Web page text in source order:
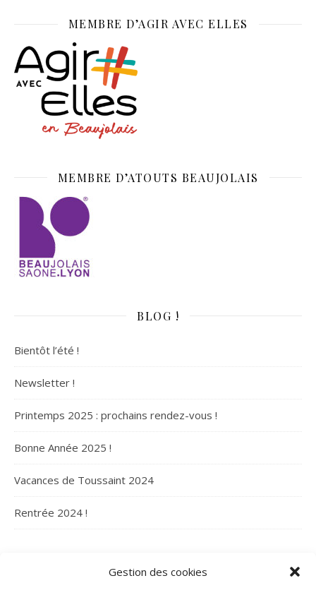
Gestion des cookies
MEMBRE D’AGIR AVEC ELLES
MEMBRE D’ATOUTS BEAUJOLAIS
BLOG !
Bientôt l’été !
Newsletter !
Printemps 2025 : prochains rendez-vous !
Bonne Année 2025 !
Vacances de Toussaint 2024
Rentrée 2024 !
ARCHIVES